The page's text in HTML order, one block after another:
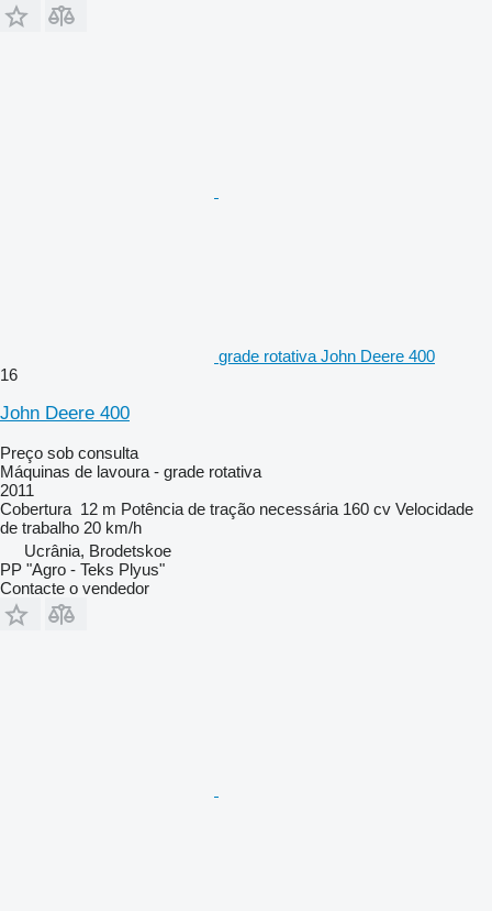
grade rotativa John Deere 400
16
John Deere 400
Preço sob consulta
Máquinas de lavoura - grade rotativa
2011
Cobertura 12 m Potência de tração necessária 160 cv Velocidade
de trabalho 20 km/h
Ucrânia, Brodetskoe
PP "Agro - Teks Plyus"
Contacte o vendedor